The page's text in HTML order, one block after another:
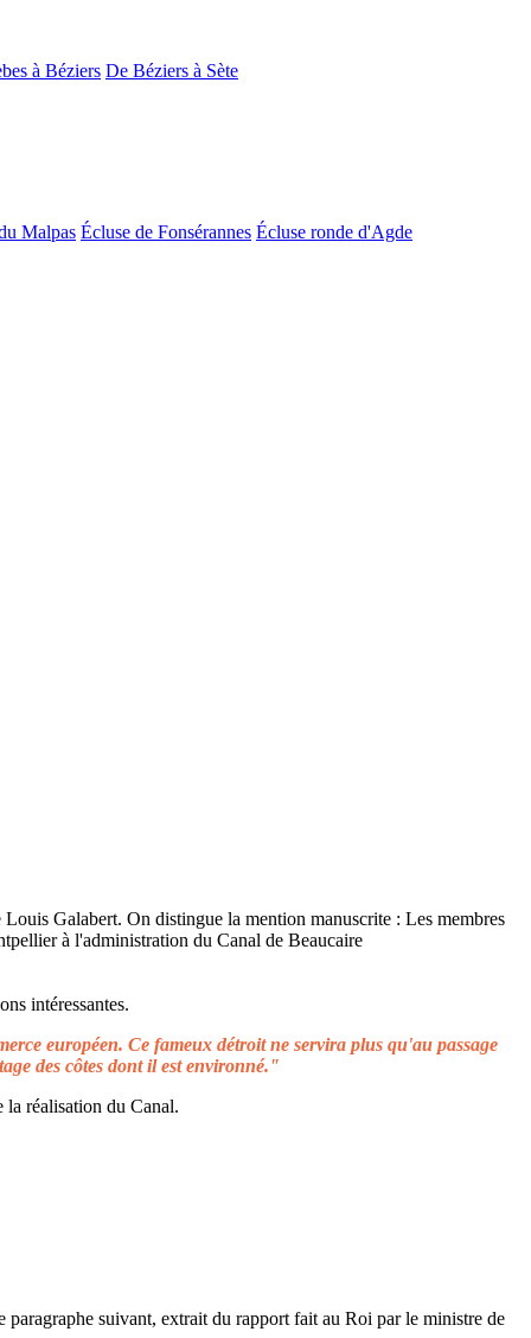
à Béziers De Béziers à Sète
Malpas Écluse de Fonsérannes Écluse ronde d'Agde
intéressantes.
européen. Ce fameux détroit ne servira plus qu'au passage
des côtes dont il est environné."
réalisation du Canal.
suivant, extrait du rapport fait au Roi par le ministre de